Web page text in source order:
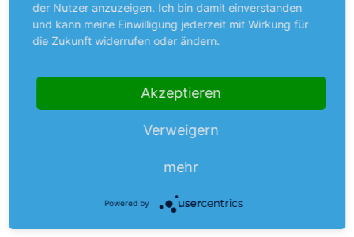
US-Berichtssaison nähert sich
Die Berichtssaison in den USA hat ihren Peak so gut wie
Schwergewichte ihre Bücher…mehr
der Nutzer anzuzeigen. Ich bin damit einverstanden
und kann meine Einwilligung jederzeit mit Wirkung für
die Zukunft widerrufen oder ändern.
Akzeptieren
Verweigern
mehr
Powered by